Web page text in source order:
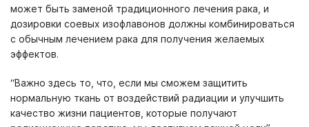
может быть заменой традиционного лечения рака, и
дозировки соевых изофлавонов должны комбинироваться
с обычным лечением рака для получения желаемых
эффектов.
“Важно здесь то, что, если мы сможем защитить
нормальную ткань от воздействий радиации и улучшить
качество жизни пациентов, которые получают